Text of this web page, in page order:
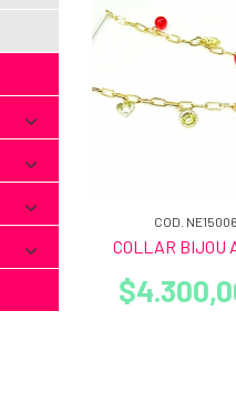
COD.
COLLAR BIJOU